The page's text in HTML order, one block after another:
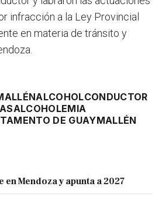
infracción a la Ley Provincial
en materia de tránsito y
ALCOHOLCONDUCTOR
ALCOHOLEMIA
DE GUAYMALLÉN
Mendoza y apunta a 2027